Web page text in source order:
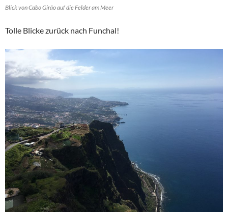
Blick von Cabo Girão auf die Felder am Meer
Tolle Blicke zurück nach Funchal!